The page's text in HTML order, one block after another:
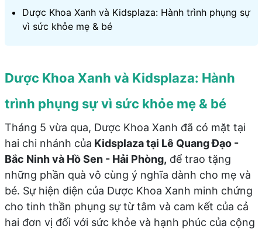
Dược Khoa Xanh và Kidsplaza: Hành trình phụng sự
vì sức khỏe mẹ & bé
Dược Khoa Xanh và Kidsplaza: Hành
trình phụng sự vì sức khỏe mẹ & bé
Tháng 5 vừa qua, Dược Khoa Xanh đã có mặt tại
hai chi nhánh của Kidsplaza tại Lê Quang Đạo -
Bắc Ninh và Hồ Sen - Hải Phòng, để trao tặng
những phần quà vô cùng ý nghĩa dành cho mẹ và
bé. Sự hiện diện của Dược Khoa Xanh minh chứng
cho tinh thần phụng sự từ tâm và cam kết của cả
hai đơn vị đối với sức khỏe và hạnh phúc của cộng